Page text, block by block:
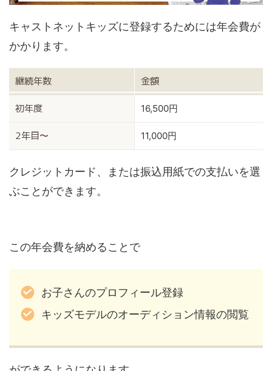
キャストネットキッズに登録するためには年会費が
かかります。
継続年数 金額
初年度 16,500円
2年目〜 11,000円
クレジットカード、または振込用紙での支払いを選
ぶことができます。
この年会費を納めることで
お子さんのプロフィール登録
キッズモデルのオーディション情報の閲覧